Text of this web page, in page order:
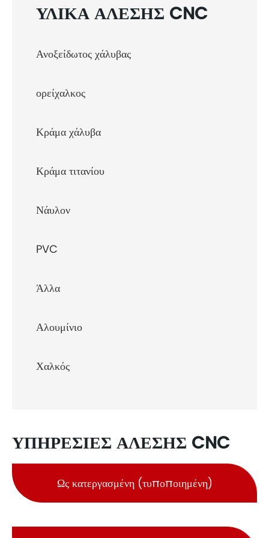
ΥΛΙΚΆ ΆΛΕΣΗΣ CNC
Ανοξείδωτος χάλυβας
ορείχαλκος
Κράμα χάλυβα
Κράμα τιτανίου
Νάυλον
PVC
Άλλα
Αλουμίνιο
Χαλκός
ΥΠΗΡΕΣΊΕΣ ΆΛΕΣΗΣ CNC
Ως κατεργασμένη (τυποποιημένη)